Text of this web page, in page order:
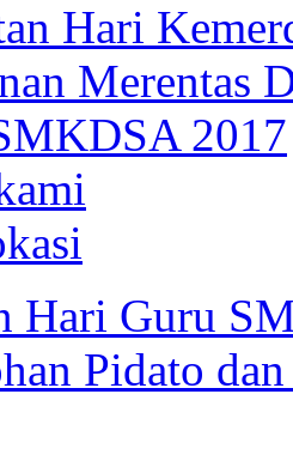
Hari
Merentas
2017
Hari Guru
Pidato